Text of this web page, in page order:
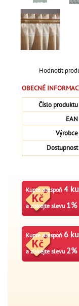
Hodnotit
OBECNÉ
Číslo produktu
EAN
Výrobce
Dostupnost
Kupte alespoň4
a získejte slevu 1%
Kupte alespoň 6
a získejte slevu 2%